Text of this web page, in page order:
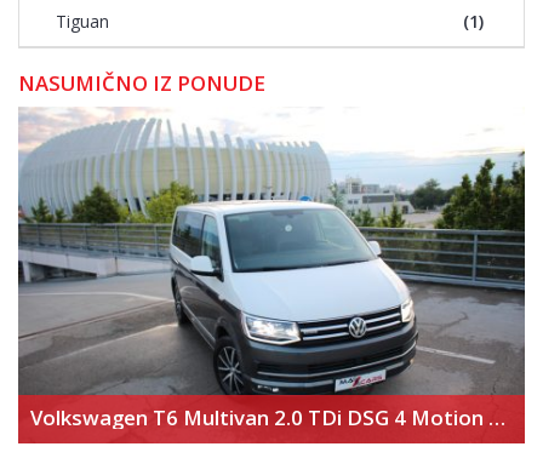
Tiguan (1)
NASUMIČNO IZ PONUDE
Volkswagen T6 Multivan 2.0 TDi DSG 4 Motion Highline